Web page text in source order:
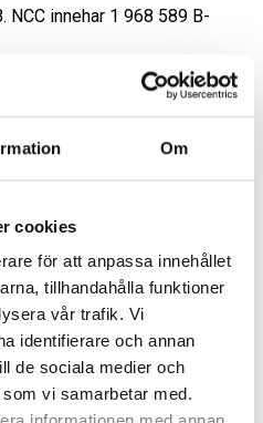
Om
cookies
för att anpassa innehållet
tillhandahålla funktioner
vår trafik. Vi
identifierare och annan
de sociala medier och
vi samarbetar med.
innehar 1 968 589 B-
som NCC AB är
lagen om handel med
lämnades för
vänligen kontakta:
00, press@ncc.se,
byggföretagen i Norden.